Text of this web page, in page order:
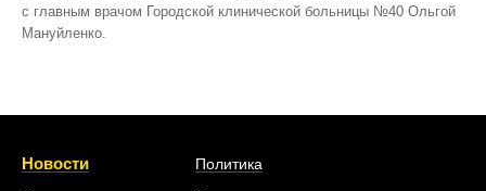
с главным врачом Городской клинической больницы №40 Ольгой
Мануйленко.
Новости
Политика